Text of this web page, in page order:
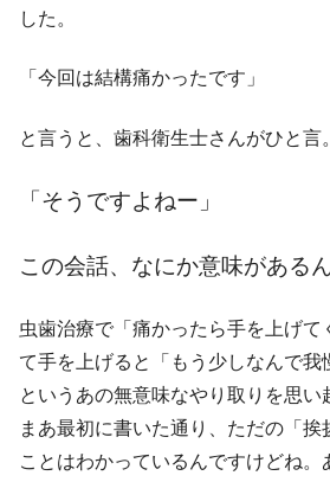
した。
「今回は結構痛かったです」
と言うと、歯科衛生士さんがひと言。
「そうですよねー」
この会話、なにか意味がある
虫歯治療で「痛かったら手を上げて
て手を上げると「もう少しなんで我
というあの無意味なやり取りを思い
まあ最初に書いた通り、ただの「挨
ことはわかっているんですけどね。